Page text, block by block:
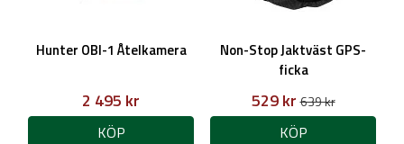
Hunter OBI-1 Åtelkamera
2 495 kr
KÖP
Non-Stop Jaktväst GPS-
ficka
529 kr639 kr
KÖP